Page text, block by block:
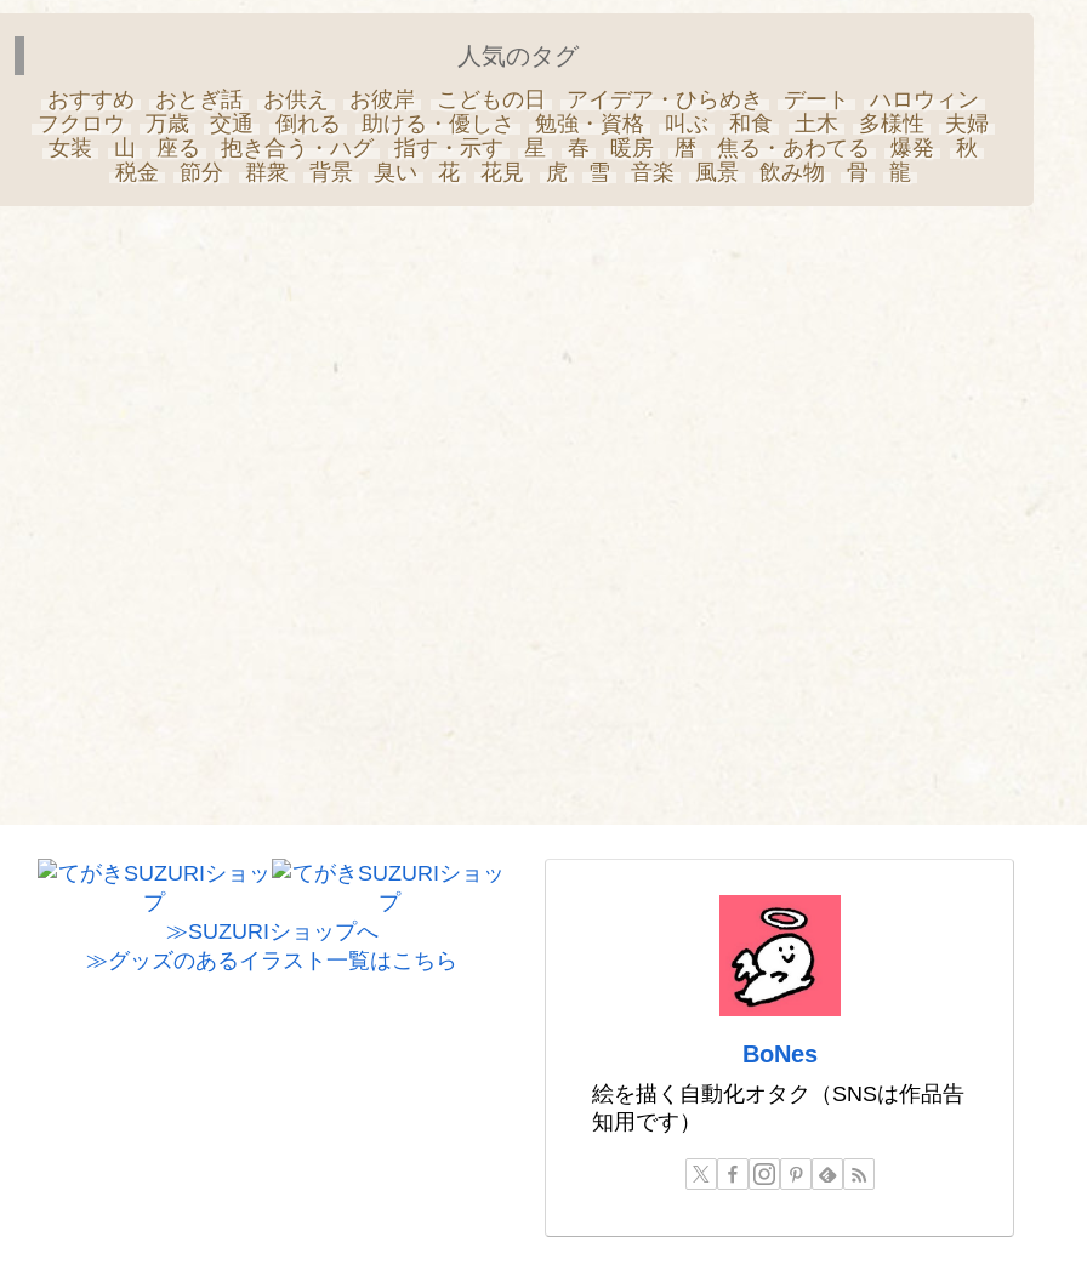
人気のタグ
おすすめ おとぎ話 お供え お彼岸 こどもの日 アイデア・ひらめき デート
ハロウィン
フクロウ
万歳 交通 倒れる 助ける・優しさ 勉強・資格 叫ぶ 和食 土木 多様性
夫婦
女装
山 座る 抱き合う・ハグ 指す・示す 星 春 暖房 暦 焦る・あわてる 爆発
秋
税金
節分 群衆 背景 臭い 花 花見 虎 雪 音楽 風景 飲み物 骨 龍
≫SUZURIショップへ
≫グッズのあるイラスト一覧はこちら
BoNes
絵を描く自動化オタク（SNSは作品告
知用です）